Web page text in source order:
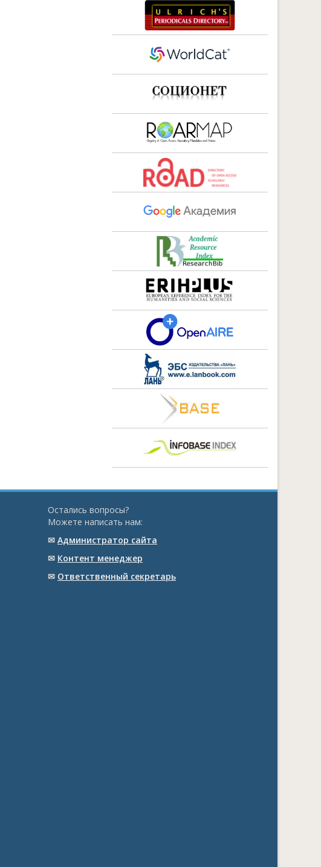
Остались вопросы?
Можете написать нам:
✉ Администратор сайта
✉ Контент менеджер
✉ Ответственный cекретарь